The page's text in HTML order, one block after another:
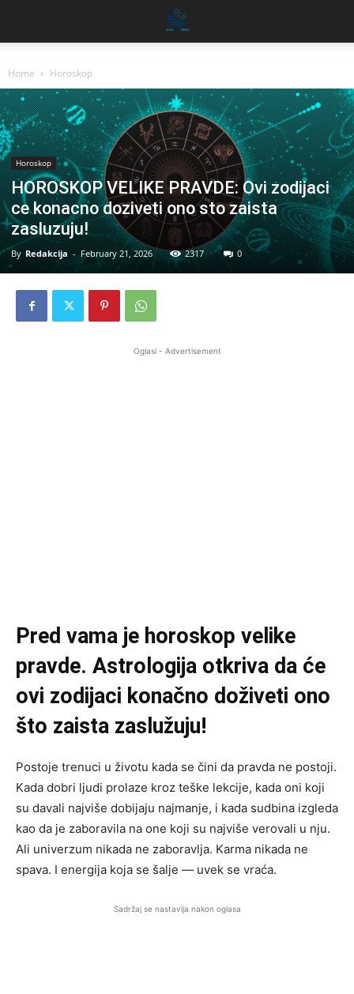
Home Horoskop
Horoskop
HOROSKOP VELIKE PRAVDE: Ovi zodijaci
ce konacno doziveti ono sto zaista
zasluzuju!
By Redakcija - February 21, 2026 2317 0
Oglasi - Advertisement
Pred vama je horoskop velike
pravde. Astrologija otkriva da će
ovi zodijaci konačno doživeti ono
što zaista zaslužuju!
Postoje trenuci u životu kada se čini da pravda ne postoji.
Kada dobri ljudi prolaze kroz teške lekcije, kada oni koji
su davali najviše dobijaju najmanje, i kada sudbina izgleda
kao da je zaboravila na one koji su najviše verovali u nju.
Ali univerzum nikada ne zaboravlja. Karma nikada ne
spava. I energija koja se šalje — uvek se vraća.
Sadržaj se nastavlja nakon oglasa